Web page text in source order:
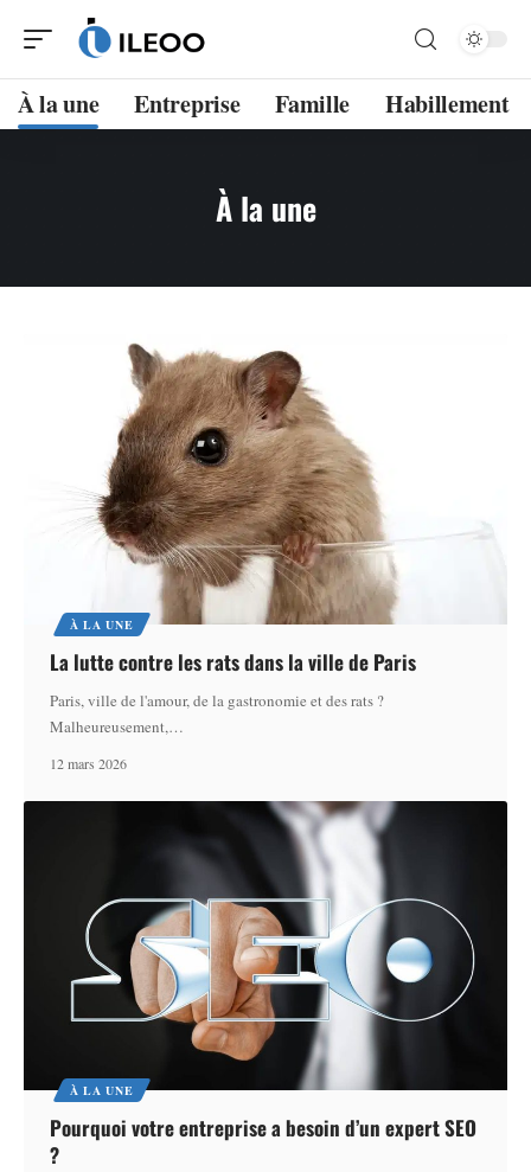
À la une Entreprise Famille Habillement
À la une
À LA UNE
La lutte contre les rats dans la ville de Paris
Paris, ville de l'amour, de la gastronomie et des rats ?
Malheureusement,…
12 mars 2026
À LA UNE
Pourquoi votre entreprise a besoin d’un expert SEO
?